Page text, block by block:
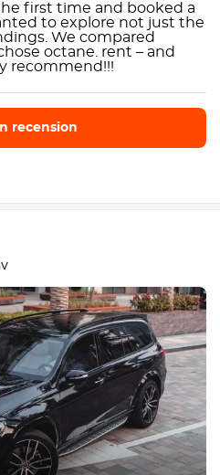
first time and booked a
to explore not just the
We compared
octane. rent – and
recommend!!!
recension